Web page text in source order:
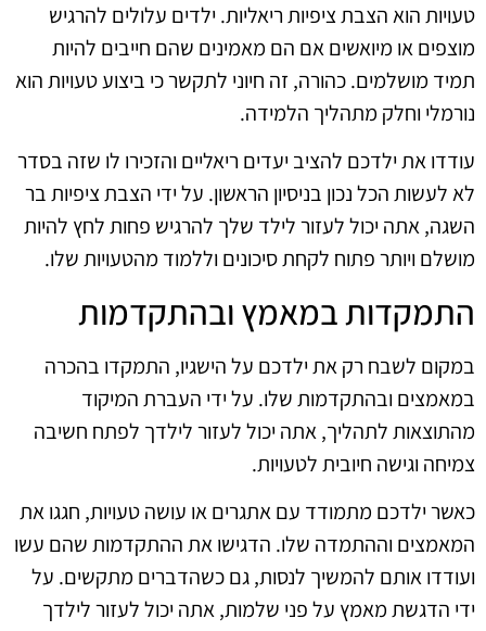
טעויות הוא הצבת ציפיות ריאליות. ילדים עלולים להרגיש
מוצפים או מיואשים אם הם מאמינים שהם חייבים להיות
תמיד מושלמים. כהורה, זה חיוני לתקשר כי ביצוע טעויות הוא
נורמלי וחלק מתהליך הלמידה.
עודדו את ילדכם להציב יעדים ריאליים והזכירו לו שזה בסדר
לא לעשות הכל נכון בניסיון הראשון. על ידי הצבת ציפיות בר
השגה, אתה יכול לעזור לילד שלך להרגיש פחות לחץ להיות
מושלם ויותר פתוח לקחת סיכונים וללמוד מהטעויות שלו.
התמקדות במאמץ ובהתקדמות
במקום לשבח רק את ילדכם על הישגיו, התמקדו בהכרה
במאמצים ובהתקדמות שלו. על ידי העברת המיקוד
מהתוצאות לתהליך, אתה יכול לעזור לילדך לפתח חשיבה
צמיחה וגישה חיובית לטעויות.
כאשר ילדכם מתמודד עם אתגרים או עושה טעויות, חגגו את
המאמצים וההתמדה שלו. הדגישו את ההתקדמות שהם עשו
ועודדו אותם להמשיך לנסות, גם כשהדברים מתקשים. על
ידי הדגשת מאמץ על פני שלמות, אתה יכול לעזור לילדך